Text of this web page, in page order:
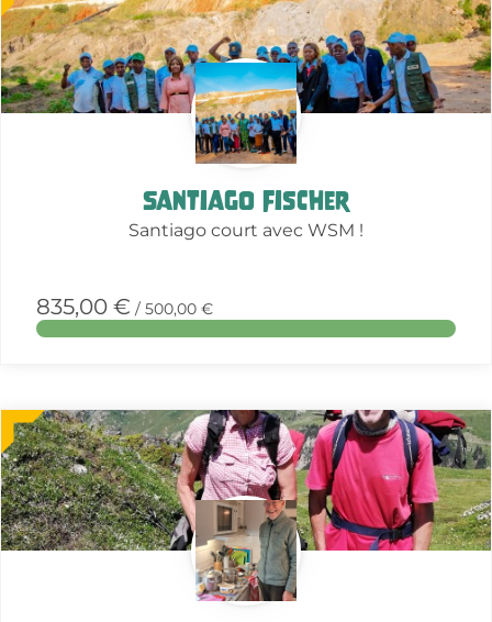
Santiago Fischer
Santiago court avec WSM !
835,00 € / 500,00 €
this
action
More
about
this
action